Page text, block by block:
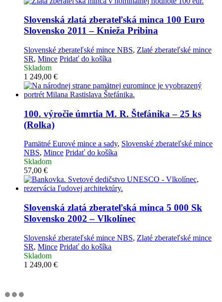
Slovenská zlatá zberateľská minca 100 Euro
Slovensko 2011 – Knieža Pribina
Slovenské zberateľské mince NBS, Zlaté zberateľské mince
SR, Mince Pridať do košíka
Skladom
1 249,00 €
100. výročie úmrtia M. R. Štefánika – 25 ks
(Rolka)
Pamätné Eurové mince a sady, Slovenské zberateľské mince
NBS, Mince Pridať do košíka
Skladom
57,00 €
Slovenská zlatá zberateľská minca 5 000 Sk
Slovensko 2002 – Vlkolínec
Slovenské zberateľské mince NBS, Zlaté zberateľské mince
SR, Mince Pridať do košíka
Skladom
1 249,00 €